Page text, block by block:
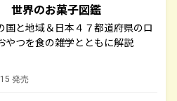
世界のお菓子図鑑
国と地域＆日本４７都道府県のロ
やつを食の雑学とともに解説
発売